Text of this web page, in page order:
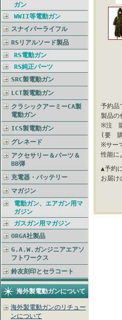
ガン
WWII等電動ガン
スナイパーライフル
RSリアルソード製品
RS電動ガン
RS純正パーツ
SRC製電動ガン
LCT製電動ガン
クラシックアーミーCA製
電動ガン
ICS製電動ガン
グレネード
アクセサリー＆パーツ＆
BB弾
充電器・バッテリー
マガジン
電動ガン、エアガン用マ
ガジン
ガスガン用マガジン
ORGA社製品
G.A.W.ガンジニアエアソ
フトワークス
鈴友刻印とセラコート
海外製電動ガンについて
海外製電動ガンのリチュー
ンについて
予約品
製品の
※注 購
(要 購
※サー
性能に
▲予約
お届け